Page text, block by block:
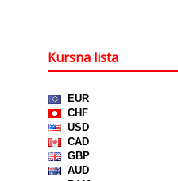
Kursna lista